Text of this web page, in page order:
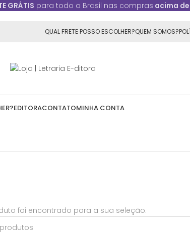
GRÁTIS para todo o Brasil nas compras acima
QUAL FRETE POSSO ESCOLHER?QUEM SOMOS?
EDITORACONTATOMINHA CONTA
foi encontrado para a sua seleção.